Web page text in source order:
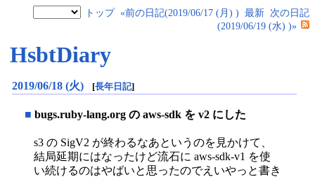
トップ «前の日記(2019/06/17 (月) ) 最新 次の日記
(2019/06/19 (水) )»
HsbtDiary
2019/06/18 (火) [長年日記]
■ bugs.ruby-lang.org の aws-sdk を v2 にした
s3 の SigV2 が終わるなあというのを見かけて、
結局延期にはなったけど流石に aws-sdk-v1 を使
い続けるのはやばいと思ったのでえいやっと書き